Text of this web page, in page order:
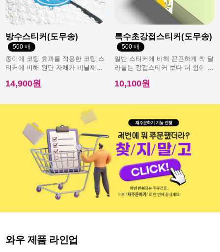
방수스티커(도무송)
500 매
종이에 코팅 효과를 적용한 코팅 스
티커에 비해 원단 자체가 비닐재질
14,900원
특수초강접스티커(도무송)
500 매
일반 스티커에 비해 끈끈하게 착 달
라붙는 강접스티커 보다 더 힘이 남
10,100원
와우 제품 라인업